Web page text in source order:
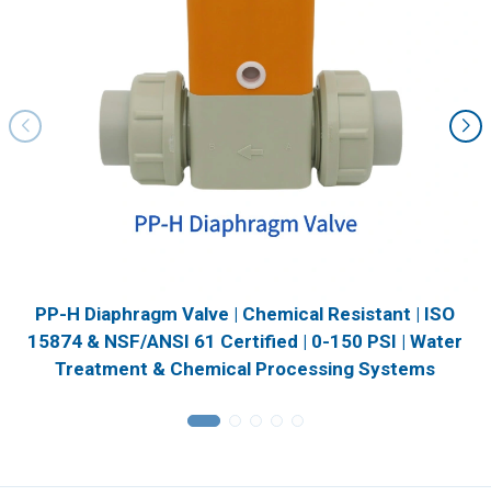
PP-H Diaphragm Valve | Chemical Resistant | ISO
15874 & NSF/ANSI 61 Certified | 0-150 PSI | Water
Treatment & Chemical Processing Systems